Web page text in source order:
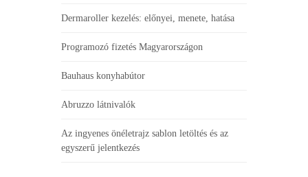
Dermaroller kezelés: előnyei, menete, hatása
Programozó fizetés Magyarországon
Bauhaus konyhabútor
Abruzzo látnivalók
Az ingyenes önéletrajz sablon letöltés és az
egyszerű jelentkezés